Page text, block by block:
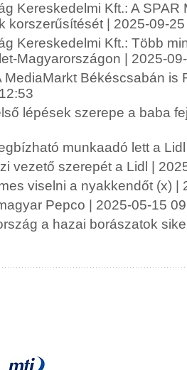
Kereskedelmi Kft.: A SPAR
korszerűsítését | 2025-09-
Kereskedelmi Kft.: Több
Magyarországon | 2025-
MediaMarkt Békéscsabán is
lépések szerepe a baba
munkaadó lett a
vezető szerepét a Lidl |
viselni a nyakkendőt (x) |
Pepco | 2025-05-15
a hazai borászatok